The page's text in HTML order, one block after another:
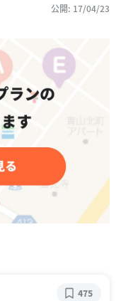
公開: 17/04/23
475